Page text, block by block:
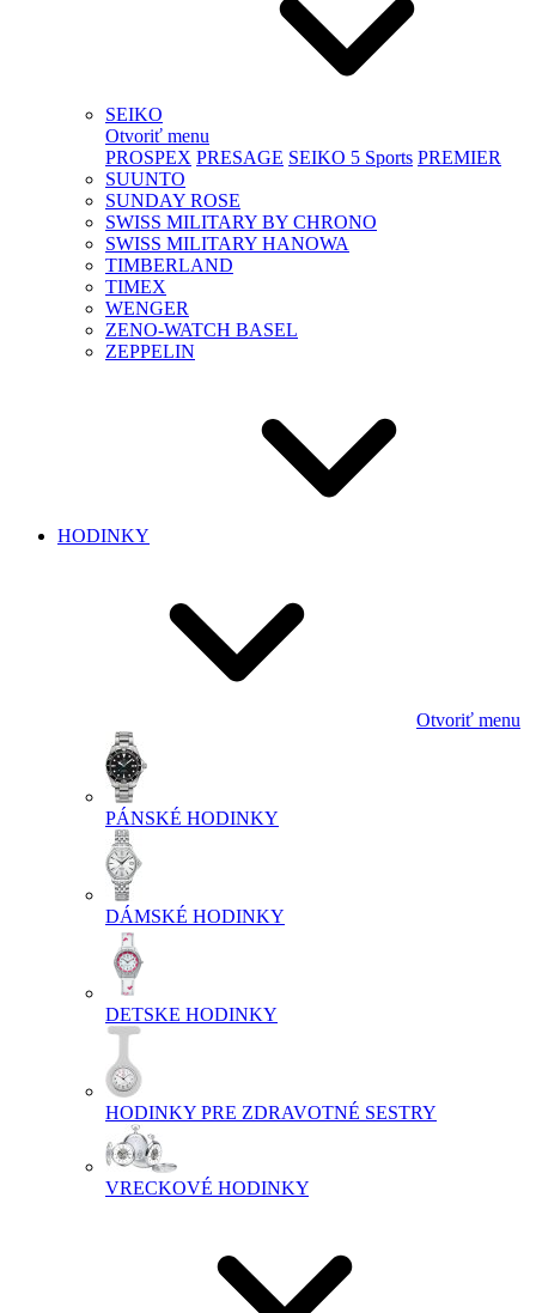
SEIKO
Otvoriť menu
PROSPEX PRESAGE SEIKO 5 Sports PREMIER
SUUNTO
SUNDAY ROSE
SWISS MILITARY BY CHRONO
SWISS MILITARY HANOWA
TIMBERLAND
TIMEX
WENGER
ZENO-WATCH BASEL
ZEPPELIN
HODINKY
Otvoriť menu
PÁNSKÉ HODINKY
DÁMSKÉ HODINKY
DETSKE HODINKY
HODINKY PRE ZDRAVOTNÉ SESTRY
VRECKOVÉ HODINKY